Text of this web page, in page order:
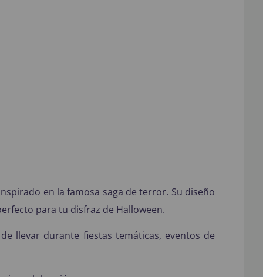
en la famosa saga de terror. Su diseño
para tu disfraz de Halloween.
llevar durante fiestas temáticas, eventos de